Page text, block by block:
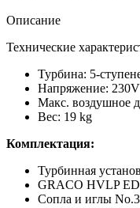
Описание
Технические
Турбина: 5-
Напряжение: 230V
Макс. воздушное
Вес: 19 kg
Комплектация:
Турбинная
GRACO HVLP
Сопла и иглы